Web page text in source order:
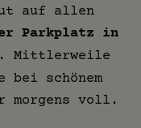
auf allen
Parkplatz in
. Mittlerweile
bei schönem
morgens voll.